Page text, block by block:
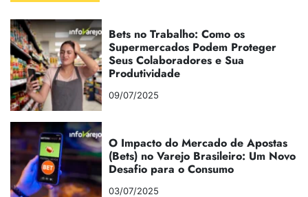
Bets no Trabalho: Como os
Supermercados Podem Proteger
Seus Colaboradores e Sua
Produtividade
09/07/2025
O Impacto do Mercado de Apostas
(Bets) no Varejo Brasileiro: Um Novo
Desafio para o Consumo
03/07/2025